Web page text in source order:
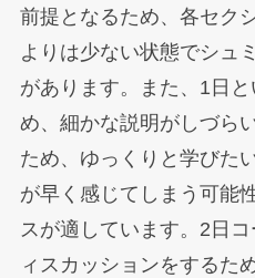
前提となるため、各セク
よりは少ない状態でシュ
があります。また、1日
め、細かな説明がしづら
ため、ゆっくりと学びた
が早く感じてしまう可能
スが適しています。2日
ィスカッションをするた